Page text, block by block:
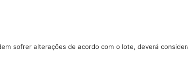
sofrer alterações de acordo com o lote, deverá